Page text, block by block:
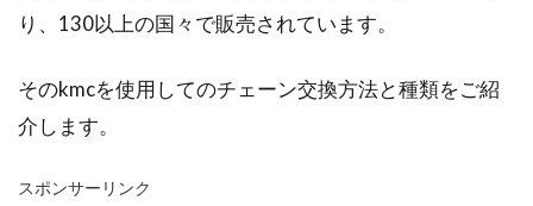
り、130以上の国々で販売されています。
そのkmcを使用してのチェーン交換方法と種類をご紹
介します。
スポンサーリンク